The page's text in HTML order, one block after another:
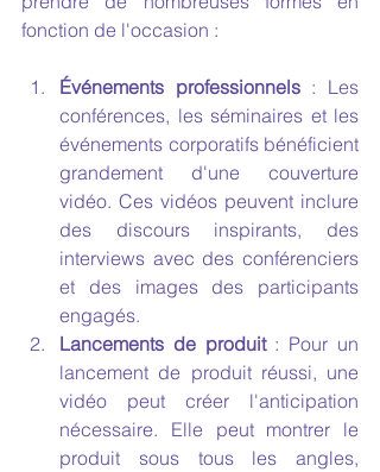
fonction de l'occasion :
Événements professionnels : Les
conférences, les séminaires et les
événements corporatifs bénéficient
grandement d'une couverture
vidéo. Ces vidéos peuvent inclure
des discours inspirants, des
interviews avec des conférenciers
et des images des participants
engagés.
Lancements de produit : Pour un
lancement de produit réussi, une
vidéo peut créer l'anticipation
nécessaire. Elle peut montrer le
produit sous tous les angles,